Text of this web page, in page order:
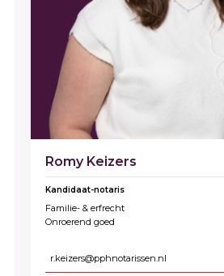
Romy Keizers
Kandidaat-notaris
Familie- & erfrecht
Onroerend goed
r.keizers@pphnotarissen.nl